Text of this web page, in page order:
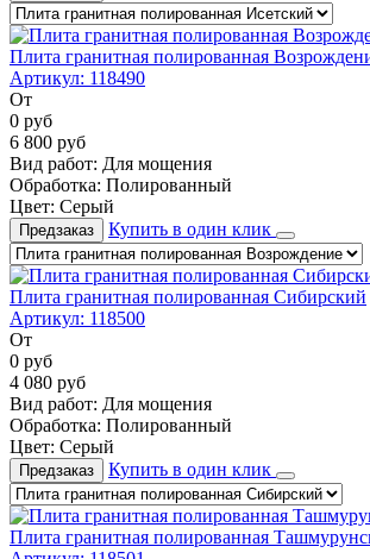
Плита гранитная полированная
Артикул: 118490
От
0 руб
6 800 руб
Вид работ: Для мощения
Обработка: Полированный
Цвет: Серый
Предзаказ Купить в один клик
Плита гранитная полированная Сибирский
Артикул: 118500
От
0 руб
4 080 руб
Вид работ: Для мощения
Обработка: Полированный
Цвет: Серый
Предзаказ Купить в один клик
Плита гранитная полированная